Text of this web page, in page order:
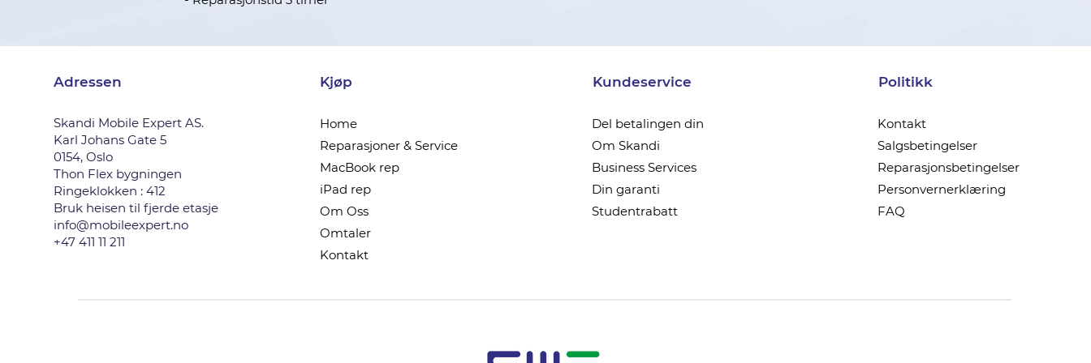
Adressen
Skandi Mobile Expert AS.
Karl Johans Gate 5
0154, Oslo
Thon Flex bygningen
Ringeklokken : 412
Bruk heisen til fjerde etasje
info@mobileexpert.no
+47 411 11 211
Kjøp
Home
Reparasjoner & Service
MacBook rep
iPad rep
Om Oss
Omtaler
Kontakt
Kundeservice
Del betalingen din
Om Skandi
Business Services
Din garanti
Studentrabatt
Politikk
Kontakt
Salgsbetingelser
Reparasjonsbetingelser
Personvernerklæring
FAQ